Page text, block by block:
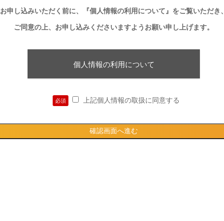
お申し込みいただく前に、 『個人情報の利用について』 をご覧いただき
ご同意の上、 お申し込みくださいますよう お願い申し上げます。
個人情報の利用について
必須 上記個人情報の取扱に同意する